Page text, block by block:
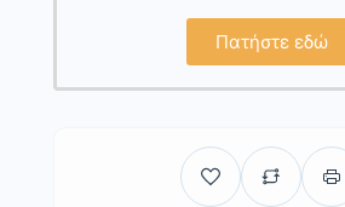
Πατήστε εδώ